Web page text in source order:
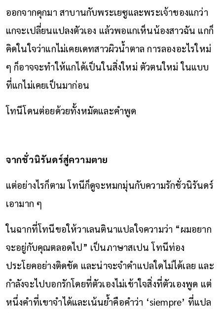
ออกจากคุกมา สาบานกับพระเยซูและพระเจ้าของแกว่า
แกจะเปลี่ยนแปลงตัวเอง แล้วพอแกเห็นน้องสาวฉัน แกก็
คิดในใจว่าแกไม่เคยเดทสาวผิวน้ำตาล การลองอะไรใหม่
ๆ ก็อาจจะทำให้แกได้เป็นในสิ่งใหม่ ตัวตนใหม่ ในแบบ
ที่แกไม่เคยเป็นมาก่อน
โทนีโดนต่อยด้วยทั้งหมัดและคำพูด
จากชั่วนิรันดร์สู่ความตาย
แต่อย่างไรก็ตาม โทนีก็ดูจะหมกมุ่นกับความรักชั่วนิรันดร์
เอามาก ๆ
ในฉากที่โทนีขอให้วาเลนตินาแปลใจความว่า “ผมอยาก
จะอยู่กับคุณตลอดไป” เป็นภาษาสเปน โทนีท่อง
ประโยคอย่างติดขัด และน่าจะจำคำแปลใดไม่ได้เลย และ
กำลังจะไปบอกรักโดยที่ตัวเองไม่เข้าใจสิ่งที่ตัวเองพูด แต่
หนึ่งคำที่เขาจำได้และเน้นย้ำคือคำว่า ‘siempre’ ที่แปล